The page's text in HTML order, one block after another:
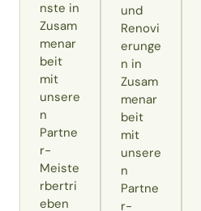
nste in
Zusam
menar
beit
mit
unsere
n
Partne
r-
Meiste
rbertri
eben
und
Renovi
erunge
n in
Zusam
menar
beit
mit
unsere
n
Partne
r-